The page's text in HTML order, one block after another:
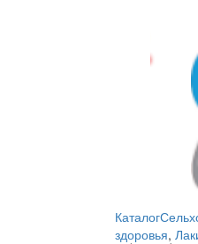
Каталог
здоровья,